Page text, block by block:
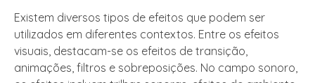
Existem diversos tipos de efeitos que podem ser
utilizados em diferentes contextos. Entre os efeitos
visuais, destacam-se os efeitos de transição,
animações, filtros e sobreposições. No campo sonoro,